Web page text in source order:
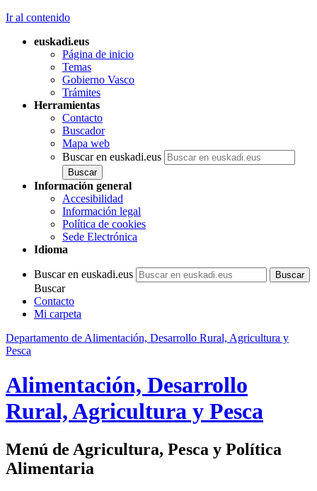
Ir al contenido
euskadi.eus
Página de inicio
Temas
Gobierno Vasco
Trámites
Herramientas
Contacto
Buscador
Mapa web
Buscar en euskadi.eus
Información general
Accesibilidad
Información legal
Política de cookies
Sede Electrónica
Idioma
Buscar en euskadi.eus
Buscar
Contacto
Mi carpeta
Departamento de Alimentación, Desarrollo Rural, Agricultura y
Pesca
Alimentación, Desarrollo
Rural, Agricultura y Pesca
Menú de Agricultura, Pesca y Política
Alimentaria